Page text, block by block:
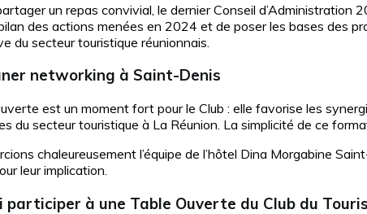
un repas convivial, le dernier Conseil d’Administration
des actions menées en 2024 et de poser les bases des
du secteur touristique réunionnais.
networking à Saint-Denis
est un moment fort pour le Club : elle favorise les
du secteur touristique à La Réunion. La simplicité de ce
chaleureusement l’équipe de l’hôtel Dina Morgabine
leur implication.
participer à une Table Ouverte du Club du